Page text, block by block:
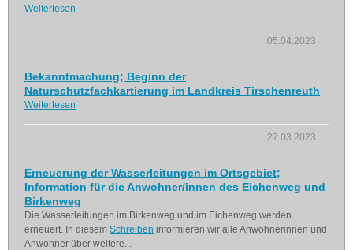
Weiterlesen
05.04.2023
Bekanntmachung; Beginn der
Naturschutzfachkartierung im Landkreis Tirschenreuth
Weiterlesen
27.03.2023
Erneuerung der Wasserleitungen im Ortsgebiet;
Information für die Anwohner/innen des Eichenweg und
Birkenweg
Die Wasserleitungen im Birkenweg und im Eichenweg werden
erneuert. In diesem Schreiben informieren wir alle Anwohnerinnen und
Anwohner über weitere...